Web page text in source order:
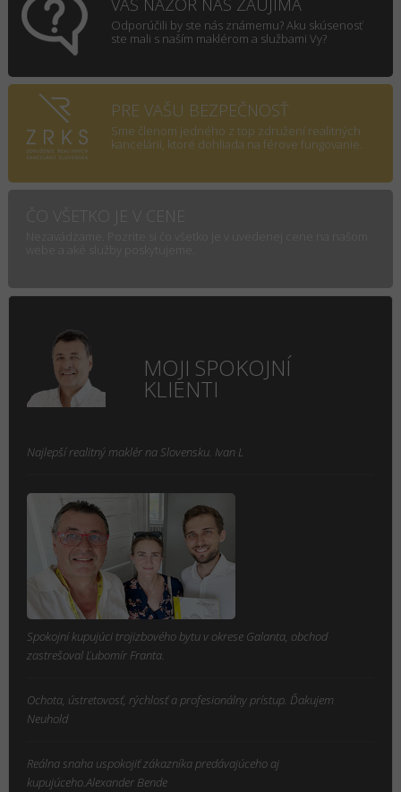
VÁŠ NÁZOR NÁS ZAUJÍMA
Odporúčili by ste nás známemu? Aku skúsenosť
ste mali s naším maklérom a službami Vy?
PRE VAŠU BEZPEČNOSŤ
Sme členom jedného z top združení realitných
kancelárii, ktoré dohliada na férove fungovanie.
ČO VŠETKO JE V CENE
MOJI SPOKOJNÍ
KLIENTI
Najlepší realitný maklér na Slovensku. Ivan L
Spokojní kupujúci trojizbového bytu v okrese Galanta, obchod
zastrešoval Ľubomír Franta.
Ochota, ústretovosť, rýchlosť a profesionálny prístup. Ďakujem
Neuhold
Reálna snaha uspokojiť zákazníka predávajúceho aj
kupujúceho.Alexander Bende